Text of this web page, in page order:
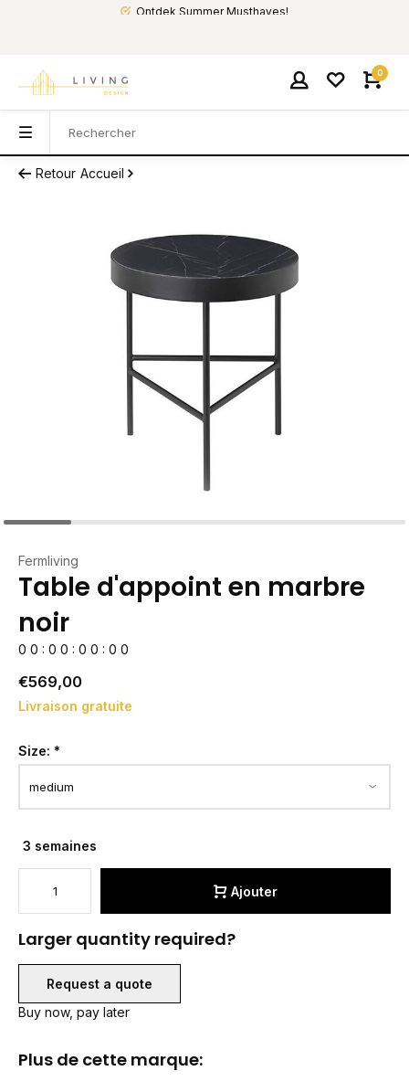
Ontdek Summer Musthaves!
0
Retour Accueil
Fermliving
Table d'appoint en marbre
noir
0 0 : 0 0 : 0 0 : 0 0
€569,00
Livraison gratuite
Size: *
3 semaines
Ajouter
Larger quantity required?
Request a quote
Buy now, pay later
Plus de cette marque: